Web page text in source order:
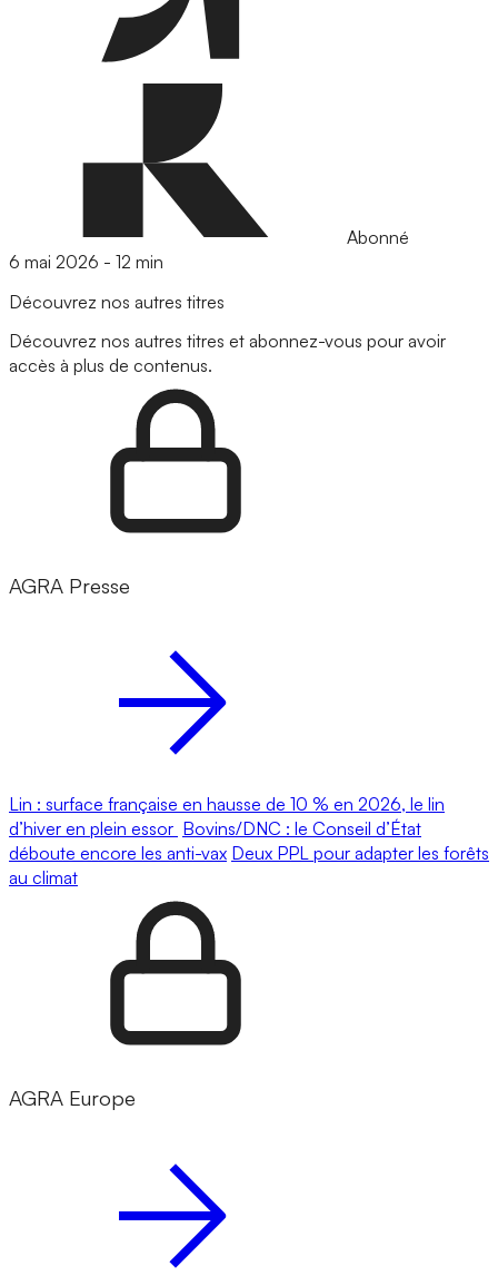
Abonné
6 mai 2026 - 12 min
Découvrez nos autres titres
Découvrez nos autres titres et abonnez-vous pour avoir
accès à plus de contenus.
AGRA Presse
Lin : surface française en hausse de 10 % en 2026, le lin
d’hiver en plein essor Bovins/DNC : le Conseil d’État
déboute encore les anti-vax Deux PPL pour adapter les forêts
au climat
AGRA Europe